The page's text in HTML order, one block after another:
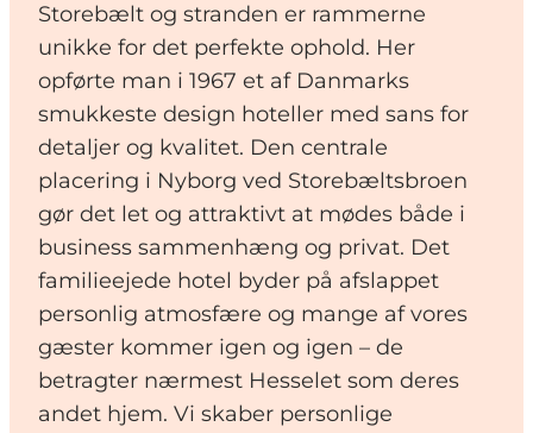
Storebælt og stranden er rammerne
unikke for det perfekte ophold. Her
opførte man i 1967 et af Danmarks
smukkeste design hoteller med sans for
detaljer og kvalitet. Den centrale
placering i Nyborg ved Storebæltsbroen
gør det let og attraktivt at mødes både i
business sammenhæng og privat. Det
familieejede hotel byder på afslappet
personlig atmosfære og mange af vores
gæster kommer igen og igen – de
betragter nærmest Hesselet som deres
andet hjem. Vi skaber personlige